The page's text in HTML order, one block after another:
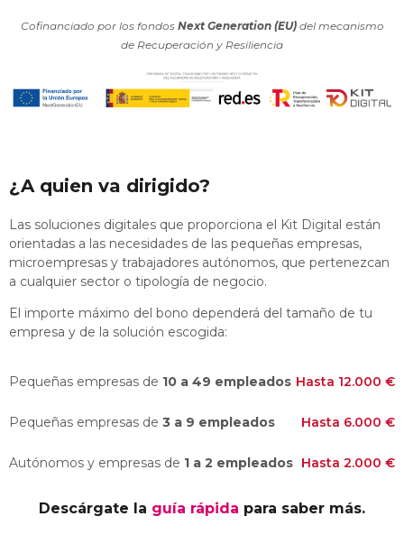
Cofinanciado por los fondos Next Generation (EU)del mecanismo
de Recuperación y Resiliencia
¿A quien va dirigido?
Las soluciones digitales que proporciona el Kit Digital están
orientadas a las necesidades de las pequeñas empresas,
microempresas y trabajadores autónomos, que pertenezcan
a cualquier sector o tipología de negocio.
El importe máximo del bono dependerá del tamaño de tu
empresa y de la solución escogida:
Pequeñas empresas de 10 a 49 empleados Hasta 12.000 €
Pequeñas empresas de 3 a 9 empleados Hasta 6.000 €
Autónomos y empresas de 1 a 2 empleados Hasta 2.000 €
Descárgate la guía rápida para saber más.